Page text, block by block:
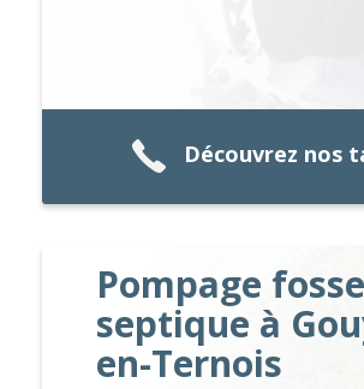
Découvrez nos
Pompage fosse
septique à
en-Ternois